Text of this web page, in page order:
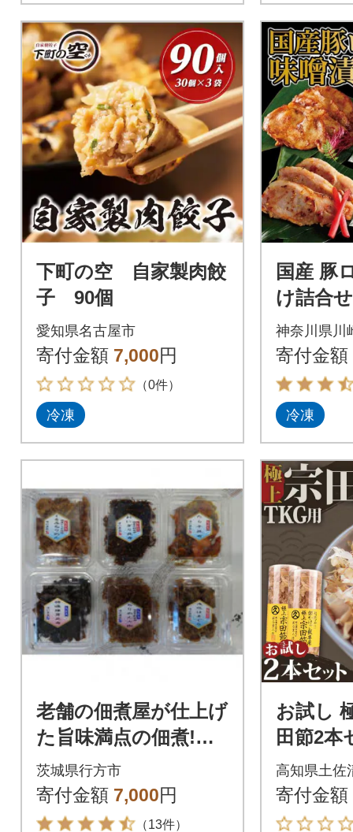
下町の空 自家製肉餃
子 90個
愛知県名古屋市
寄付金額 7,000円
（0件）
冷凍
国産 豚
け詰合
パック
く ロー
め
神奈川県川
寄付金額
冷凍
老舗の佃煮屋が仕上げ
た旨味満点の佃煮!お
試し6品セット!
茨城県行方市
寄付金額 7,000円
（13件）
お試し
田節2本
けご飯
卵かけ
1644】
高知県土佐
寄付金額